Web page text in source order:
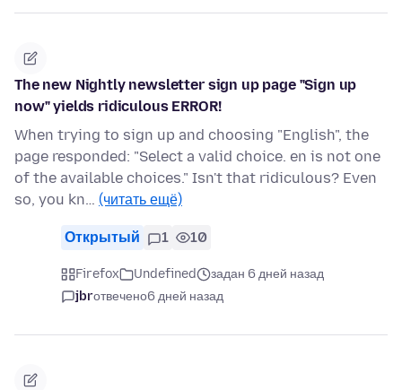
The new Nightly newsletter sign up page "Sign up
now" yields ridiculous ERROR!
When trying to sign up and choosing "English", the
page responded: "Select a valid choice. en is not one
of the available choices." Isn't that ridiculous? Even
so, you kn… (читать ещё)
Открытый 1 10
Firefox Undefined
задан 6 дней назад
jbrотвечено6 дней назад